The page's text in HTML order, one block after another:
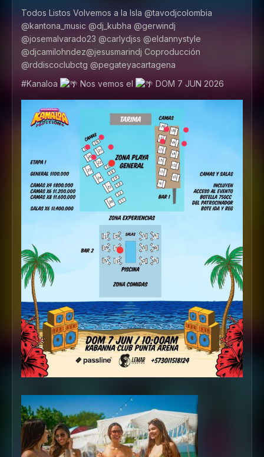
Todos Listos Volvemos a la Isla @tavodjcolombia
@kantona_music @dj_kubha @gerwindj
@josemalvarado23 @carlydjss @eldannystyle
@djcamilohndez@jesusmarindj Coproducción
@rddiscoclubctg @pegateyacartagena
#Kanaloa
Nos vemos el DOM 7 JUN 2026